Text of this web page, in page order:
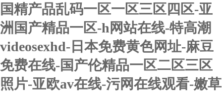
国精产品乱码一区一区三区四区-亚
洲国产精品一区-h网站在线-特高潮
videosexhd-日本免费黄色网址-麻豆
免费在线-国产伦精品一区二区三区
照片-亚欧av在线-污网在线观看-嫩草